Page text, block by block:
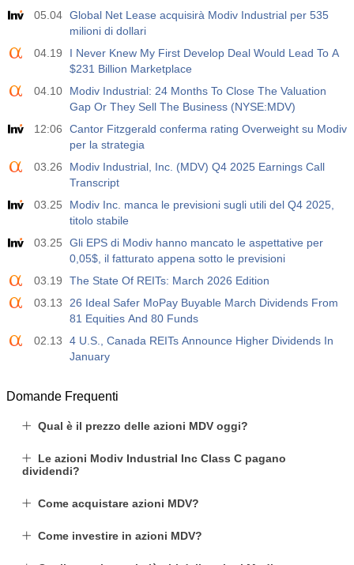
USD
197.6 K
182.1 K
19:30
USD
CFTC Greggio Posizioni Nette Non Commerciali
Agire
112.4 K
Fcst
120.1 K
19:30
CFTC S&amp;P 500 Posizioni Nette Non Commerciali
Agire
-27.3 K
-17.2 K
19:30
CFTC Nasdaq 100 Posizioni Nette Non Commerciali
Agire
-14.6 K
05.04 Global Net Lease acquisirà Modiv Industrial per 535
milioni di dollari
04.19
I Never Knew My First Develop Deal Would Lead To A
$231 Billion Marketplace
04.10
Modiv Industrial: 24 Months To Close The Valuation
Gap Or They Sell The Business (NYSE:MDV)
12:06
Cantor Fitzgerald conferma rating Overweight su Modiv
per la strategia
03.26
Modiv Industrial, Inc. (MDV) Q4 2025 Earnings Call
Transcript
03.25
Modiv Inc. manca le previsioni sugli utili del Q4 2025,
titolo stabile
03.25
Gli EPS di Modiv hanno mancato le aspettative per
0,05$, il fatturato appena sotto le previsioni
03.19
The State Of REITs: March 2026 Edition
03.13
26 Ideal Safer MoPay Buyable March Dividends From
81 Equities And 80 Funds
02.13
4 U.S., Canada REITs Announce Higher Dividends In
January
Domande Frequenti
Qual è il prezzo delle azioni MDV oggi?
Le azioni Modiv Industrial Inc Class C pagano
dividendi?
Come acquistare azioni MDV?
Come investire in azioni MDV?